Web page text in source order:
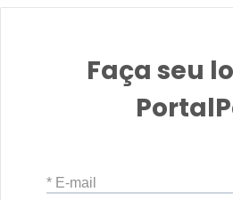
Faça seu
* E-mail